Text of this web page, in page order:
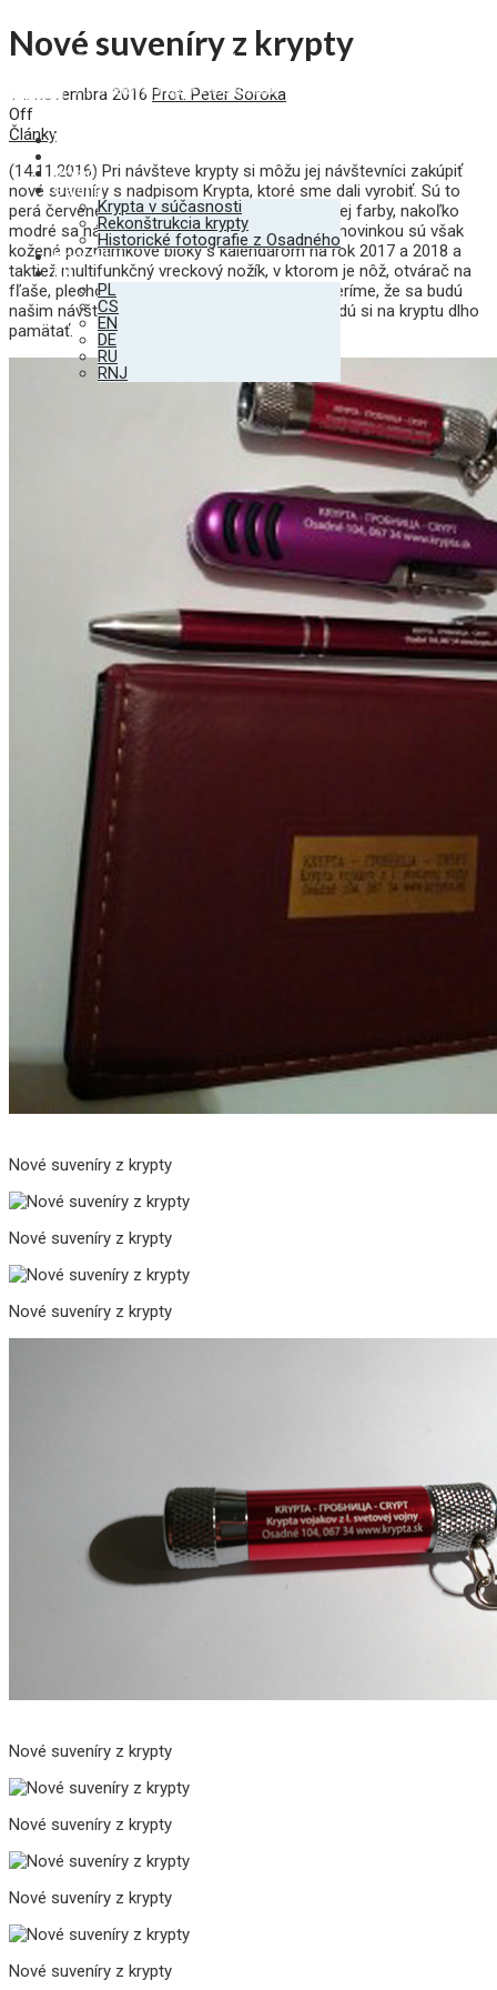
Úvod
Vojaci
Galéria
Krypta v súčasnosti
Rekonštrukcia krypty
Historické fotografie z Osadného
Kontakt
SK
PL
CS
EN
DE
RU
RNJ
Nové suveníry z krypty
14. novembra 2016 Prot. Peter Soroka
Off
Články
(14.11.2016) Pri návšteve krypty si môžu jej návštevníci zakúpiť
nové suveníry s nadpisom Krypta, ktoré sme dali vyrobiť. Sú to
perá červenej farby, nové LED svietidlá červenej farby, nakoľko
modré sa nám veľmi rýchlo vypredali. Úplnou novinkou sú však
kožené poznámkové bloky s kalendárom na rok 2017 a 2018 a
taktiež multifunkčný vreckový nožík, v ktorom je nôž, otvárač na
fľaše, plechovky, víno a krížový skrutkovač. Veríme, že sa budú
našim návštevníkom nové suveníry páčiť a budú si na kryptu dlho
pamätať.
Nové suveníry z krypty
Nové suveníry z krypty
Nové suveníry z krypty
Nové suveníry z krypty
Nové suveníry z krypty
Nové suveníry z krypty
Nové suveníry z krypty